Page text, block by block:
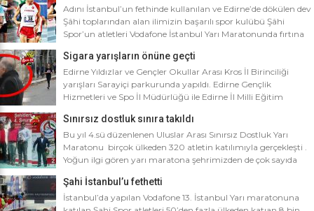
Adını İstanbul’un fethinde kullanılan ve Edirne’de dökülen dev
Şâhi toplarından alan ilimizin başarılı spor kulübü Şâhi
Spor’un atletleri Vodafone İstanbul Yarı Maratonunda fırtına
Vodafone İstanbul Yarı Maratonu’na ilimizden Şâhi Spor 5
sporcusuyla katıldı. Vodafone İstanbul Yarı Maratonu 10 bin
metre yarışına toplamda 4 bin […]
Sigara yarışların önüne geçti
Edirne Yıldızlar ve Gençler Okullar Arası Kros İl Birinciliği
yarışları Sarayiçi parkurunda yapıldı. Edirne Gençlik
Hizmetleri ve Spo İl Müdürlüğü ile Edirne İl Milli Eğitim
Birinciliği yarışları Sarayiçi parkurunda yapıldı. Oldukça soğuk
ve yağmurlu bir havada düzenlenen yarışlara katılımın
yoğun olması atletizm adına sevindirici bulunurken Atletizm
Federasyonu İl […]
Sınırsız dostluk sınıra takıldı
Bu yıl 4.sü düzenlenen Uluslar Arası Sınırsız Dostluk Yarı
Maratonu birçok ülkeden 320 atletin katılımıyla gerçekleşti .
Yoğun ilgi gören yarı maratona şehrimizden de çok sayıda
Ali Soydan tarafından yeni kurulmasına rağmen bir çok
branşta başarıdan başarıya koşan Edirne Al Kan Spor Kulübü
Şahi İstanbul’u fethetti
İstanbul’da yapılan Vodafone 13. İstanbul Yarı maratonuna